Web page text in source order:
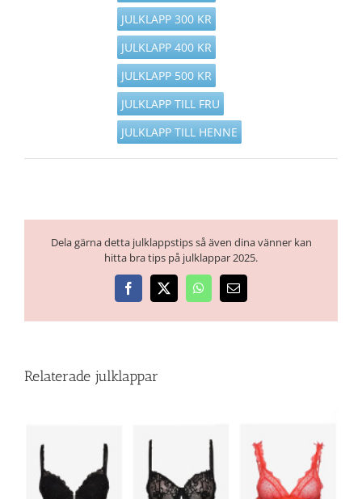
JULKLAPP 300 KR
JULKLAPP 400 KR
JULKLAPP 500 KR
JULKLAPP TILL FRU
JULKLAPP TILL HENNE
Dela gärna detta julklappstips så även dina vänner kan
hitta bra tips på julklappar 2025.
Facebook
X WhatsApp
E-
Relaterade julklappar